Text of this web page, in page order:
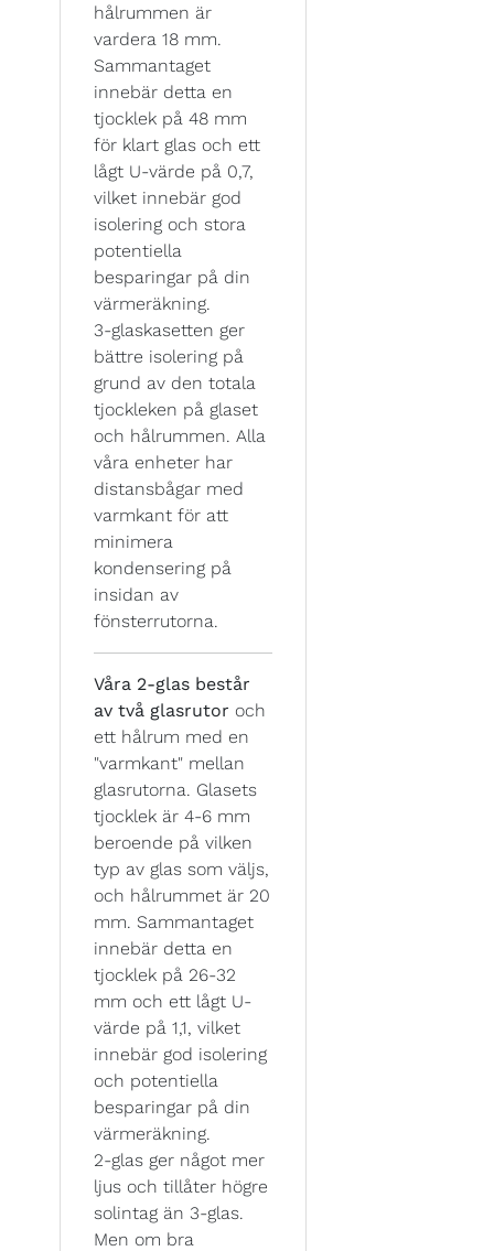
hålrummen är
vardera 18 mm.
Sammantaget
innebär detta en
tjocklek på 48 mm
för klart glas och ett
lågt U-värde på 0,7,
vilket innebär god
isolering och stora
potentiella
besparingar på din
värmeräkning.
3-glaskasetten ger
bättre isolering på
grund av den totala
tjockleken på glaset
och hålrummen. Alla
våra enheter har
distansbågar med
varmkant för att
minimera
kondensering på
insidan av
fönsterrutorna.
Våra 2-glas består
av två glasrutor och
ett hålrum med en
"varmkant" mellan
glasrutorna. Glasets
tjocklek är 4-6 mm
beroende på vilken
typ av glas som väljs,
och hålrummet är 20
mm. Sammantaget
innebär detta en
tjocklek på 26-32
mm och ett lågt U-
värde på 1,1, vilket
innebär god isolering
och potentiella
besparingar på din
värmeräkning.
2-glas ger något mer
ljus och tillåter högre
solintag än 3-glas.
Men om bra